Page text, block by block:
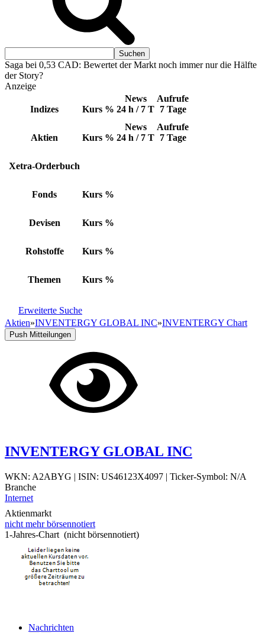
Saga bei 0,53 CAD: Bewertet der Markt noch immer nur die Hälfte
der Story?
Anzeige
Indizes Kurs %
News
24 h / 7 T
Aufrufe
7 Tage
Aktien Kurs %
News
24 h / 7 T
Aufrufe
7 Tage
Xetra-Orderbuch
Fonds Kurs %
Devisen Kurs %
Rohstoffe Kurs %
Themen Kurs %
Erweiterte Suche
Aktien»INVENTERGY GLOBAL INC»INVENTERGY Chart
Push Mitteilungen
INVENTERGY GLOBAL INC
WKN: A2ABYG | ISIN: US46123X4097 | Ticker-Symbol: N/A
Branche
Internet
Aktienmarkt
nicht mehr börsennotiert
1-Jahres-Chart (nicht börsennotiert)
Nachrichten